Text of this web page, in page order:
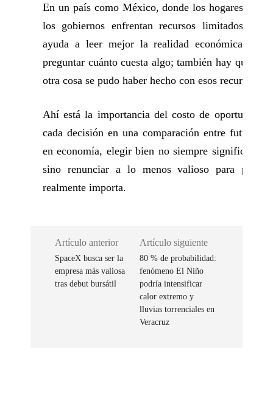
En un país como México, donde los hogares, las
los gobiernos enfrentan recursos limitados, este
ayuda a leer mejor la realidad económica. No
preguntar cuánto cuesta algo; también hay que
otra cosa se pudo haber hecho con esos recursos.
Ahí está la importancia del costo de
cada decisión en una comparación entre futuros
en economía, elegir bien no siempre significa
sino renunciar a lo menos valioso para
realmente importa.
Artículo anterior
SpaceX busca ser la
empresa más valiosa
tras debut bursátil
Artículo siguiente
80 % de probabilidad:
fenómeno El Niño
podría intensificar
calor extremo y
lluvias torrenciales en
Veracruz